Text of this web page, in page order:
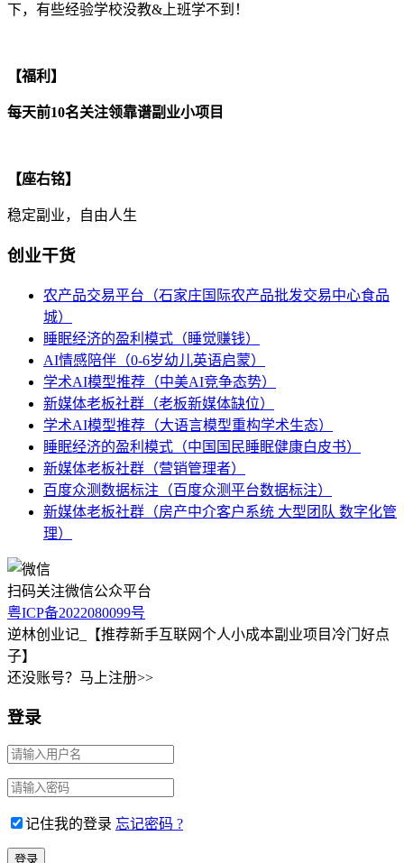
下，有些经验学校没教&上班学不到！
【福利】
每天前10名关注领靠谱副业小项目
【座右铭】
稳定副业，自由人生
创业干货
农产品交易平台（石家庄国际农产品批发交易中心食品
城）
睡眠经济的盈利模式（睡觉赚钱）
AI情感陪伴（0-6岁幼儿英语启蒙）
学术AI模型推荐（中美AI竞争态势）
新媒体老板社群（老板新媒体缺位）
学术AI模型推荐（大语言模型重构学术生态）
睡眠经济的盈利模式（中国国民睡眠健康白皮书）
新媒体老板社群（营销管理者）
百度众测数据标注（百度众测平台数据标注）
新媒体老板社群（房产中介客户系统 大型团队 数字化管
理）
扫码关注微信公众平台
粤ICP备2022080099号
逆林创业记_【推荐新手互联网个人小成本副业项目冷门好点
子】
还没账号？马上注册>>
登录
记住我的登录 忘记密码 ?